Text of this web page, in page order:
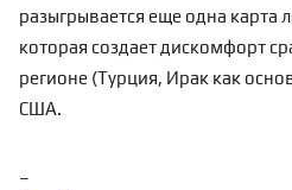
разыгрывается еще одна карта
которая создает дискомфорт
регионе (Турция, Ирак как
США.